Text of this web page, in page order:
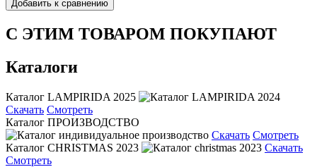
С ЭТИМ ТОВАРОМ ПОКУПАЮТ
Каталоги
Каталог LAMPIRIDA 2025
Скачать Смотреть
Каталог ПРОИЗВОДСТВО
Скачать Смотреть
Каталог CHRISTMAS 2023
Скачать
Смотреть